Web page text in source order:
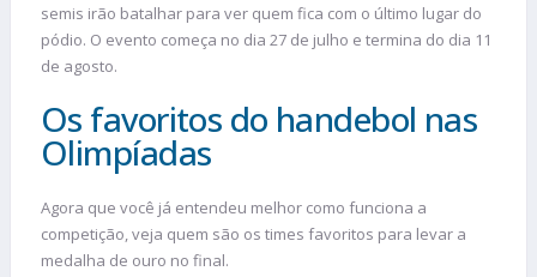
semis irão batalhar para ver quem fica com o último lugar do
pódio. O evento começa no dia 27 de julho e termina do dia 11
de agosto.
Os favoritos do handebol nas
Olimpíadas
Agora que você já entendeu melhor como funciona a
competição, veja quem são os times favoritos para levar a
medalha de ouro no final.